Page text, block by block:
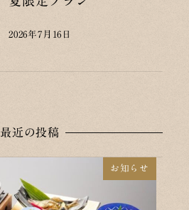
投稿日
2026年7月16日
最近の投稿
お知らせ